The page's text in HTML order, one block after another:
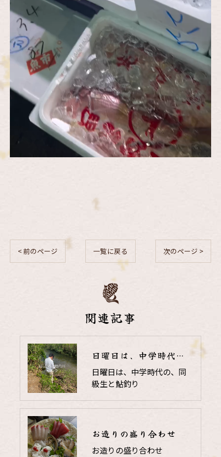
< 前のページ 一覧に戻る 次のページ >
関連記事
日曜日は、中学時代の、同級生と鮎釣り
日曜日は、中学時代の、同
級生と鮎釣り
お造りの盛り合わせ
お造りの盛り合わせ